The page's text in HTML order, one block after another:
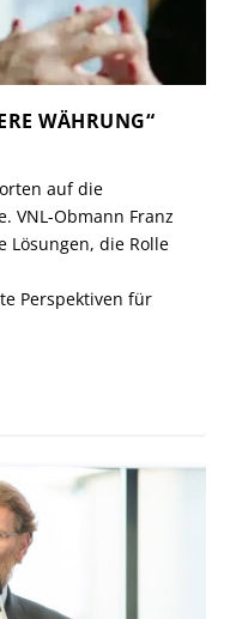
WÄHRUNG“
auf die
VNL-Obmann Franz
Lösungen, die Rolle
Perspektiven für